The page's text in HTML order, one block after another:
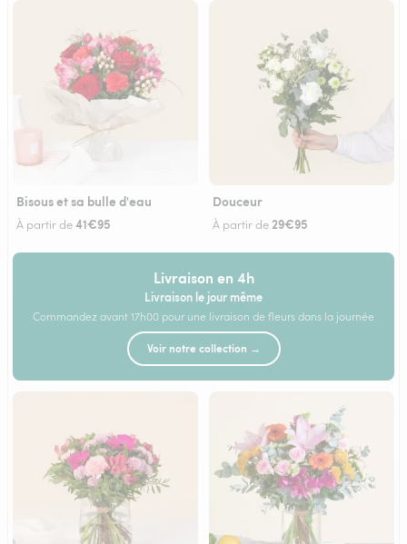
Bisous et sa bulle d'eau
À partir de41€95
Douceur
À partir de29€95
Livraison en 4h
Livraison le jour même
Commandez avant 17h00 pour une livraison de fleurs dans la journée
Voir notre collection →